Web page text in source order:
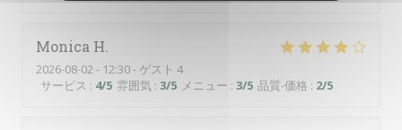
Monica H
2026-08-02 - 12:30 - ゲスト 4
サービス : 4/5 雰囲気 : 3/5 メニュー : 3/5 品質-価格 : 2/5